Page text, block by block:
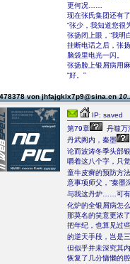
更何况……
现在张氏集团还有
“张少，我知道您很
张扬闭上眼，“我明
挂断电话之后，张
脑袋里电光一闪。
张扬脸上银屑病用
“好。”
von jhfajgklx7p9@sina.cn
IP: saved
第79章
丹噬万
丹武阁内，秦墨
论而波涛冬季头部
嚼着这八个字，只
童牛皮癣的预防方
意事项师父，”秦
与我这丹炉……可有
化炉的全银屑病怎
那莫名的笑意更浓
把年纪，也算见过
的逆天手段，岂是
但似乎并未深究其
恢复了几分慵懒的